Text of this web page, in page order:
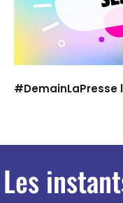
#DemainLaPresse
Les